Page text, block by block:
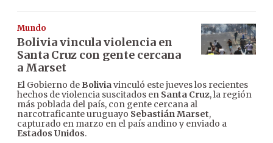
Mundo
Bolivia vincula violencia en
Santa Cruz con gente cercana
a Marset
El Gobierno de Boliviavinculó este jueves los recientes
hechos de violencia suscitados en Santa Cruz, la región
más poblada del país, con gente cercana al
narcotraficante uruguayo Sebastián Marset,
capturado en marzo en el país andino y enviado a
Estados Unidos.